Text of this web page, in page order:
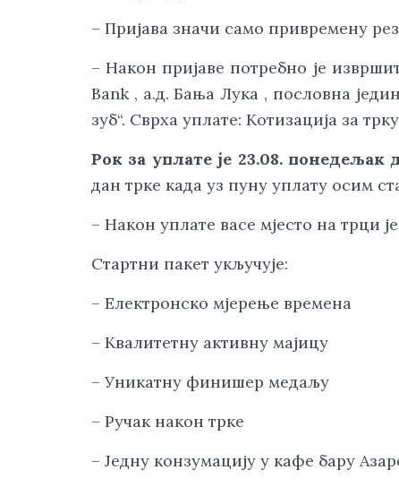
– Пријава значи само привремену
– Након пријаве потребно је
Bank , а.д. Бања Лука , пословна
зуб“. Сврха уплате: Kотизација за
Рок за уплате је 23.08. понедељак
дан трке када уз пуну уплату осим
– Након уплате васе мјесто на трци
Стартни пакет укључује:
– Електронско мјерење времена
– Kвалитетну активну мајицу
– Уникатну финишер медаљу
– Ручак након трке
– Једну конзумацију у кафе бару